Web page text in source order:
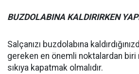
BUZDOLABINA KALDIRIRKEN
Salçanızı buzdolabına
gereken en önemli noktalardan biri
sıkıya kapatmak olmalıdır.